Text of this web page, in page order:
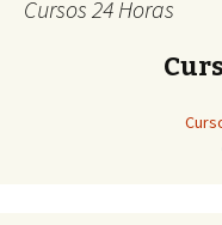
Cursos 24 Horas